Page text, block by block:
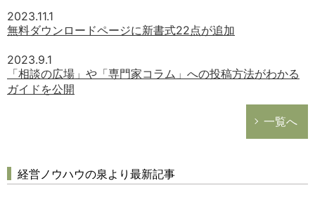
2023.11.1
無料ダウンロードページに新書式22点が追加
2023.9.1
「相談の広場」や「専門家コラム」への投稿方法がわかる
ガイドを公開
一覧へ
経営ノウハウの泉より最新記事